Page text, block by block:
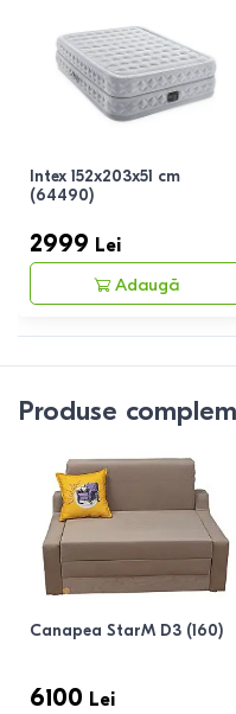
Intex 152x203x51 cm
(64490)
2999 Lei
Adaugă
Produse
Canapea StarM D3 (160)
6100 Lei